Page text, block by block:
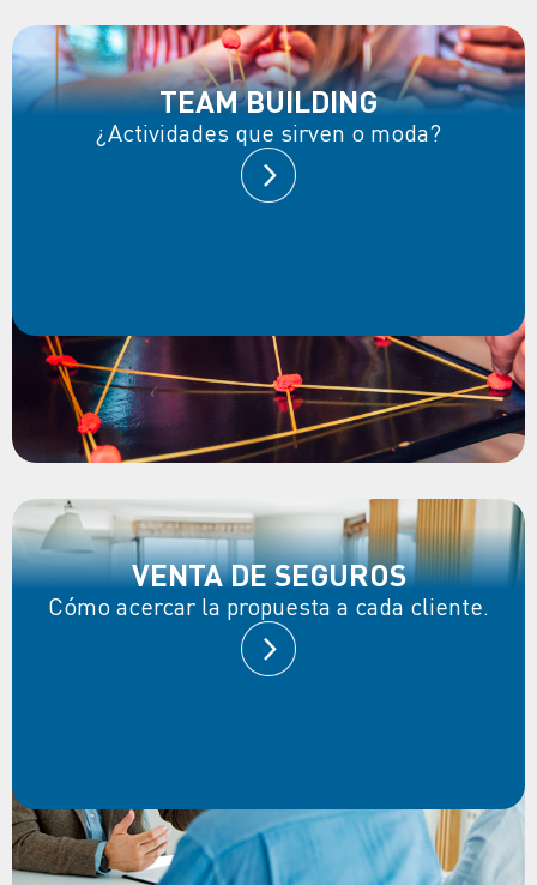
TEAM BUILDING
¿Actividades que sirven o moda?
VENTA DE SEGUROS
Cómo acercar la propuesta a cada cliente.